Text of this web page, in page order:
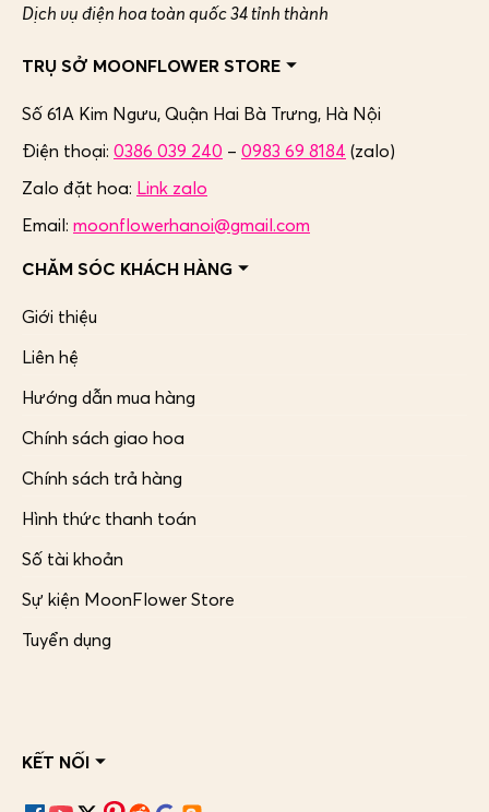
Dịch vụ điện hoa toàn quốc 34 tỉnh thành
TRỤ SỞ MOONFLOWER STORE
Số 61A Kim Ngưu, Quận Hai Bà Trưng, Hà Nội
Điện thoại: 0386 039 240 – 0983 69 8184 (zalo)
Zalo đặt hoa: Link zalo
Email: moonflowerhanoi@gmail.com
CHĂM SÓC KHÁCH HÀNG
Giới thiệu
Liên hệ
Hướng dẫn mua hàng
Chính sách giao hoa
Chính sách trả hàng
Hình thức thanh toán
Số tài khoản
Sự kiện MoonFlower Store
Tuyển dụng
KẾT NỐI